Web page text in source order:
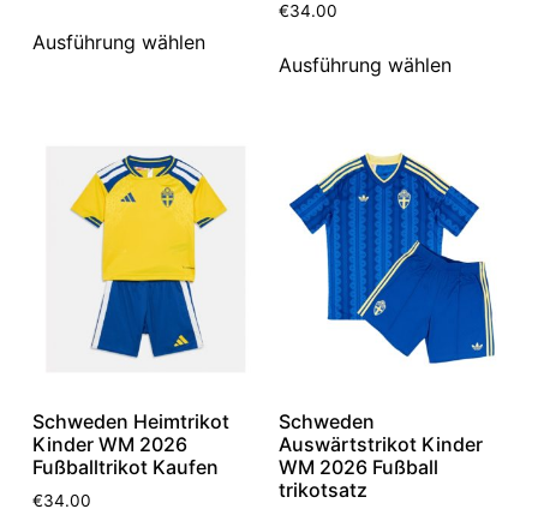
Ausführung wählen
€34.00
Ausführung wählen
Schweden Heimtrikot
Kinder WM 2026
Fußballtrikot Kaufen
€34.00
Schweden
Auswärtstrikot Kinder
WM 2026 Fußball
trikotsatz